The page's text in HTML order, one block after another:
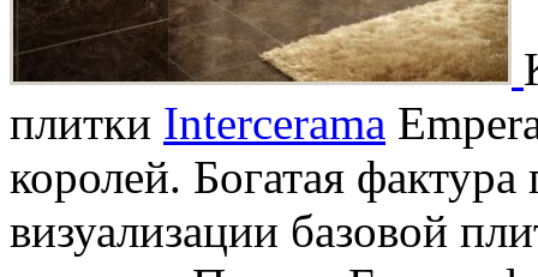
плитки Intercerama
королей. Богатая
визуализации базовой